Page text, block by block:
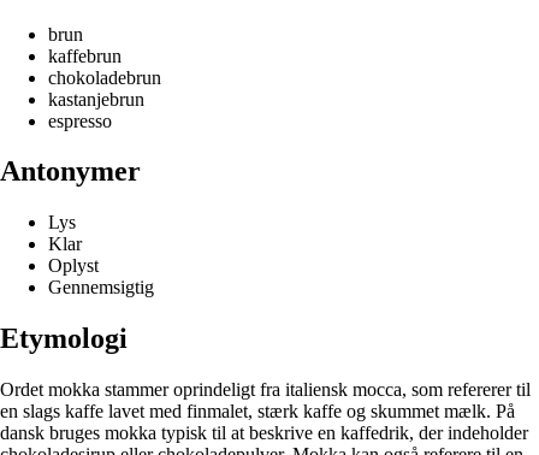
brun
kaffebrun
chokoladebrun
kastanjebrun
espresso
Antonymer
Lys
Klar
Oplyst
Gennemsigtig
Etymologi
Ordet mokka stammer oprindeligt fra italiensk mocca, som refererer til
en slags kaffe lavet med finmalet, stærk kaffe og skummet mælk. På
dansk bruges mokka typisk til at beskrive en kaffedrik, der indeholder